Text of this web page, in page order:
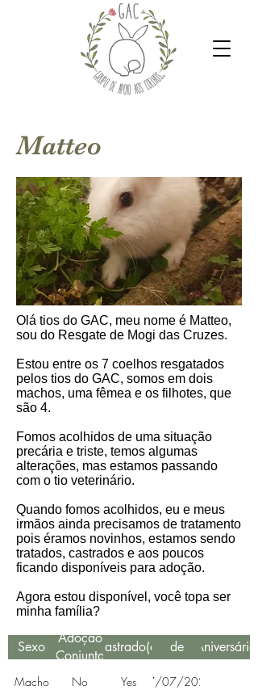
Matteo
Olá tios do GAC, meu nome é Matteo,
sou do Resgate de Mogi das Cruzes.
Estou entre os 7 coelhos resgatados
pelos tios do GAC, somos em dois
machos, uma fêmea e os filhotes, que
são 4.
Fomos acolhidos de uma situação
precária e triste, temos algumas
alterações, mas estamos passando
com o tio veterinário.
Quando fomos acolhidos, eu e meus
irmãos ainda precisamos de tratamento
pois éramos novinhos, estamos sendo
tratados, castrados e aos poucos
ficando disponíveis para adoção.
⁣Agora estou disponível, você topa ser
minha família?
Sexo
Adoção
Conjunta
Castrado(a)
de
Resgate
Aniversário
Macho No Yes 07/07/2022